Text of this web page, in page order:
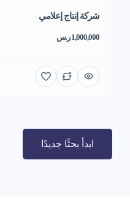
شركة إنتاج إعلامي
1,000,000 ر.س
ابدأ بحثًا جديدًا